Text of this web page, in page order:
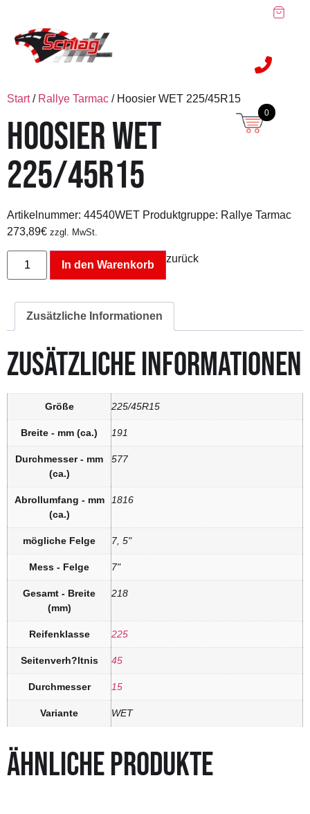
Start/ Rallye Tarmac / Hoosier WET 225/45R15
HOOSIER WET
225/45R15
Artikelnummer: 44540WET Produktgruppe: Rallye Tarmac
273,89€ zzgl. MwSt.
In den Warenkorb
zurück
Zusätzliche Informationen
ZUSÄTZLICHE INFORMATIONEN
Größe 225/45R15
Breite - mm (ca.) 191
Durchmesser - mm
(ca.)
577
Abrollumfang - mm
(ca.)
1816
mögliche Felge 7, 5"
Mess - Felge 7"
Gesamt - Breite
(mm)
218
Reifenklasse 225
Seitenverh?ltnis 45
Durchmesser 15
Variante WET
ÄHNLICHE PRODUKTE
0